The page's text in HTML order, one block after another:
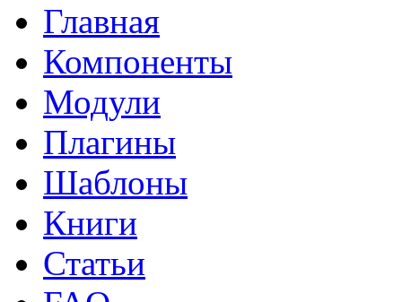
Главная
Компоненты
Модули
Плагины
Шаблоны
Книги
Статьи